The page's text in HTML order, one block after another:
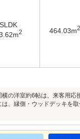
2 464.03m2
の洋室約6帖は、来客用応
、縁側・ウッドデッキを